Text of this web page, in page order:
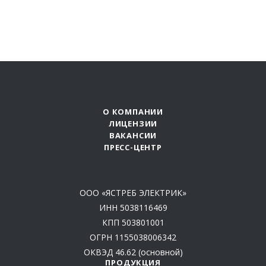
О КОМПАНИИ
ЛИЦЕНЗИИ
ВАКАНСИИ
ПРЕСС-ЦЕНТР
ООО «ЯСТРЕБ ЭЛЕКТРИК»
ИНН 5038116469
КПП 503801001
ОГРН 1155038006342
ОКВЭД 46.62 (основной)
ПРОДУКЦИЯ